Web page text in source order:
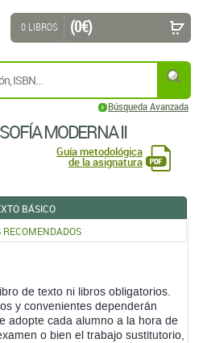
Búsqueda Avanzada
0 LIBROS (0 €)
MODERNA II
Guía metodológica
de la asignatura
BÁSICO
RECOMENDADOS
de texto ni libros obligatorios.
y convenientes dependerán
adopte cada alumno a la hora de
o bien el trabajo sustitutorio,